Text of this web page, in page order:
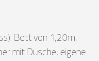
Bett von 1,20m,
mit Dusche, eigene